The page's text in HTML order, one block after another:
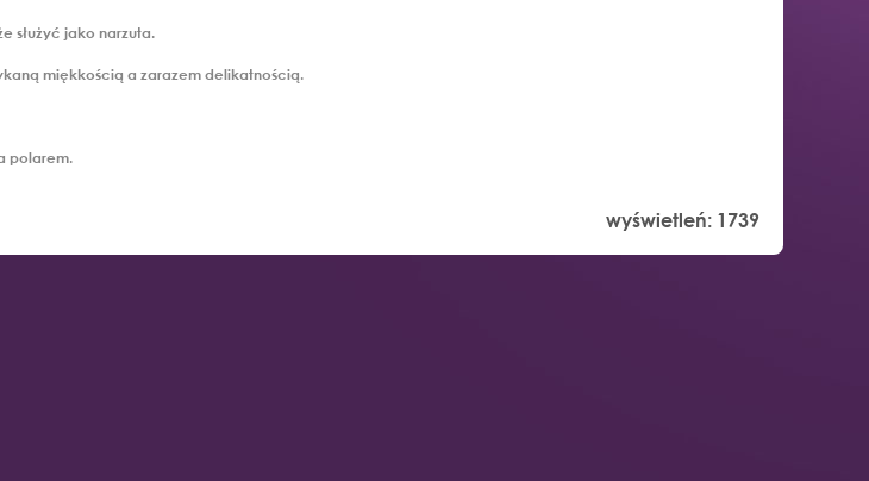
służyć jako narzuta.
miękkością a zarazem delikatnością.
polarem.
wyświetleń: 1739